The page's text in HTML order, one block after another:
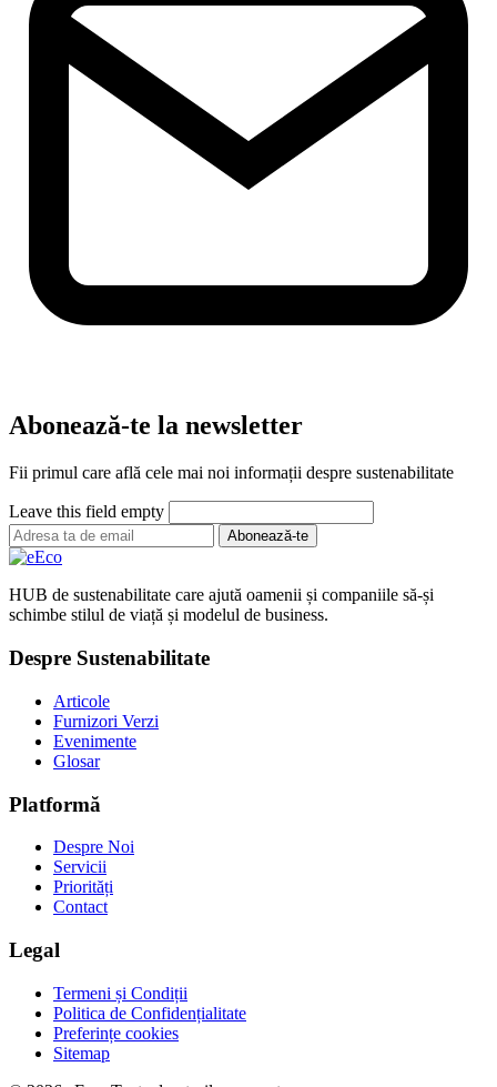
Abonează-te la newsletter
Fii primul care află cele mai noi informații despre sustenabilitate
Leave this field empty
Abonează-te
HUB de sustenabilitate care ajută oamenii și companiile să-și
schimbe stilul de viață și modelul de business.
Despre Sustenabilitate
Articole
Furnizori Verzi
Evenimente
Glosar
Platformă
Despre Noi
Servicii
Priorități
Contact
Legal
Termeni și Condiții
Politica de Confidențialitate
Preferințe cookies
Sitemap